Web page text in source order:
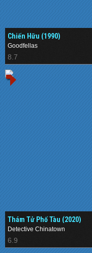
Chiến Hữu (1990)
Goodfellas
8.7
Thám Tử Phố Tàu (2020)
Detective Chinatown
6.9